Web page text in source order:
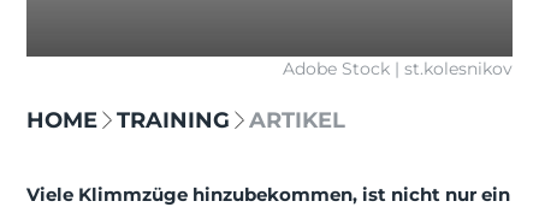
Adobe Stock | st.kolesnikov
HOME TRAINING ARTIKEL
Viele Klimmzüge hinzubekommen, ist nicht nur ein